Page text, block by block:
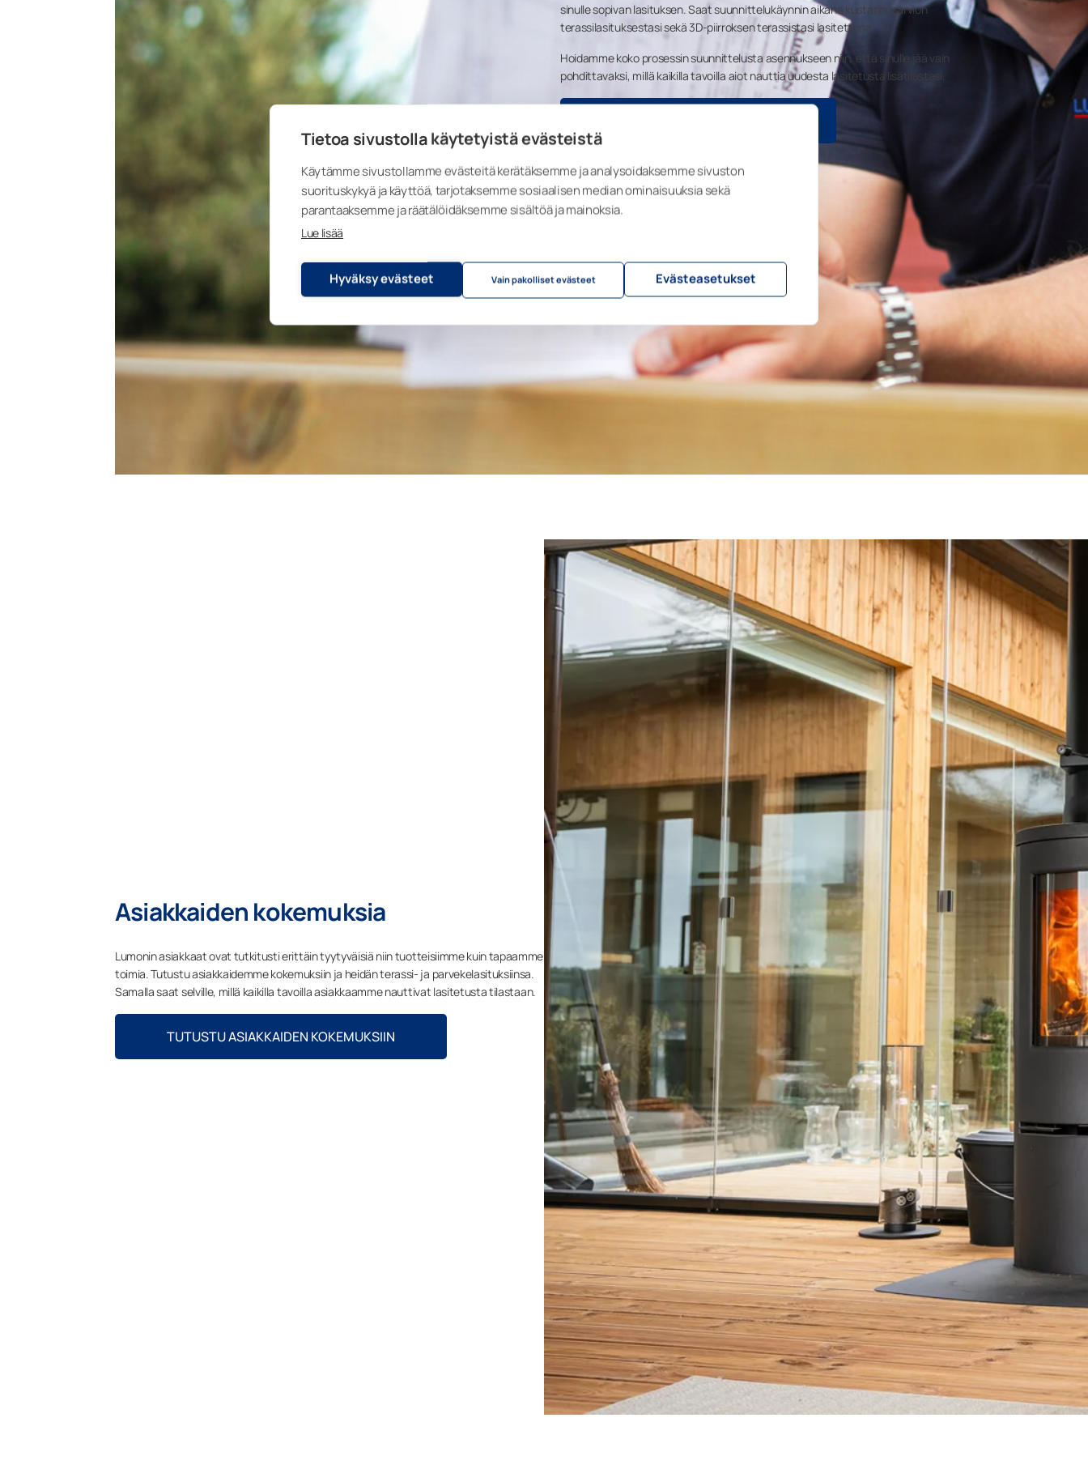
Tietoa sivustolla käytetyistä evästeistä
Käytämme sivustollamme evästeitä kerätäksemme ja analysoidaksemme sivuston
suorituskykyä ja käyttöä, tarjotaksemme sosiaalisen median ominaisuuksia sekä
parantaaksemme ja räätälöidäksemme sisältöä ja mainoksia.
Lue lisää
Hyväksy evästeet Vain pakolliset evästeet Evästeasetukset
sinulle sopivan lasituksen. Saat suunnittelukäynnin aikana kustannusarvion
terassilasituksestasi sekä 3D-piirroksen terassistasi lasitettuna.
Hoidamme koko prosessin suunnittelusta asennukseen niin, että sinulle jää vain
pohdittavaksi, millä kaikilla tavoilla aiot nauttia uudesta lasitetusta lisätilastasi.
Asiakkaiden kokemuksia
Lumonin asiakkaat ovat tutkitusti erittäin tyytyväisiä niin tuotteisiimme kuin tapaamme
toimia. Tutustu asiakkaidemme kokemuksiin ja heidän terassi- ja parvekelasituksiinsa.
Samalla saat selville, millä kaikilla tavoilla asiakkaamme nauttivat lasitetusta tilastaan.
TUTUSTU ASIAKKAIDEN KOKEMUKSIIN